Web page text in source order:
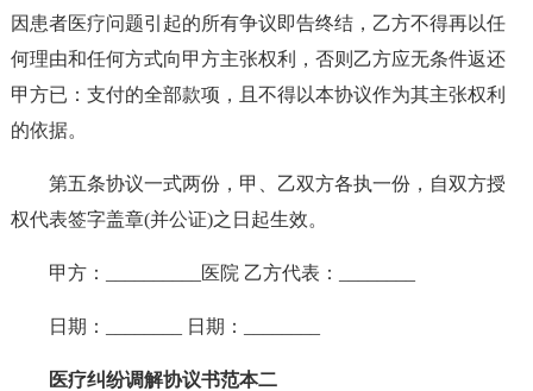
因患者医疗问题引起的所有争议即告终结，乙方不得再以任
何理由和任何方式向甲方主张权利，否则乙方应无条件返还
甲方已：支付的全部款项，且不得以本协议作为其主张权利
的依据。
第五条协议一式两份，甲、乙双方各执一份，自双方授
权代表签字盖章(并公证)之日起生效。
甲方：__________医院 乙方代表：________
日期：________ 日期：________
医疗纠纷调解协议书范本二